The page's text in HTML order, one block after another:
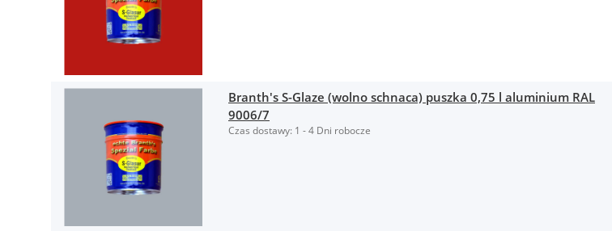
Branth's S-Glaze (wolno schnaca) puszka 0,75 l aluminium RAL
9006/7
Czas dostawy: 1 - 4 Dni robocze